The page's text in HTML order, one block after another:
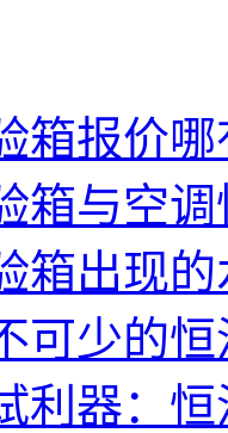
箱报价
箱与空
箱出现
可少的
利器：